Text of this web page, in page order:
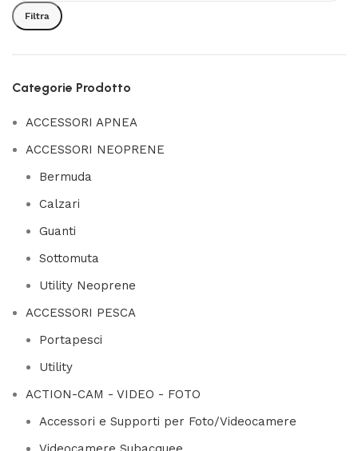
Min
MaxFiltra
Categorie Prodotto
ACCESSORI APNEA
ACCESSORI NEOPRENE
Bermuda
Calzari
Guanti
Sottomuta
Utility Neoprene
ACCESSORI PESCA
Portapesci
Utility
ACTION-CAM - VIDEO - FOTO
Accessori e Supporti per Foto/Videocamere